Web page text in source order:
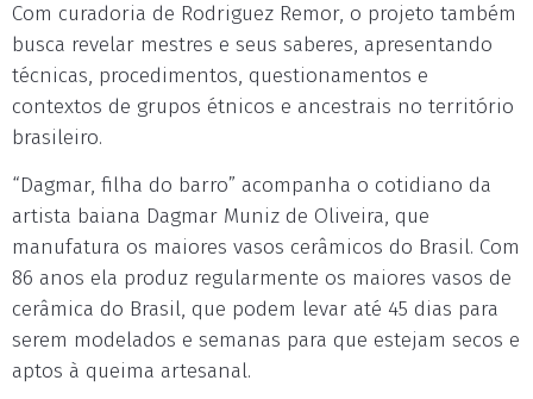
Com curadoria de Rodriguez Remor, o projeto também
busca revelar mestres e seus saberes, apresentando
técnicas, procedimentos, questionamentos e
contextos de grupos étnicos e ancestrais no território
brasileiro.
“Dagmar, filha do barro” acompanha o cotidiano da
artista baiana Dagmar Muniz de Oliveira, que
manufatura os maiores vasos cerâmicos do Brasil. Com
86 anos ela produz regularmente os maiores vasos de
cerâmica do Brasil, que podem levar até 45 dias para
serem modelados e semanas para que estejam secos e
aptos à queima artesanal.